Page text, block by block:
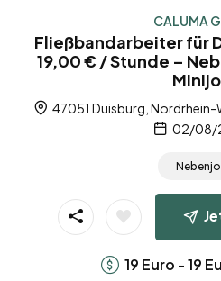
CALUMA
Fließbandarbeiter für
19,00 € / Stunde –
47051 Duisburg,
02/08/
19 Euro -19